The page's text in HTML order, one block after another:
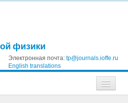
физики
Электронная почта: tp@journals.ioffe.ru
English translations